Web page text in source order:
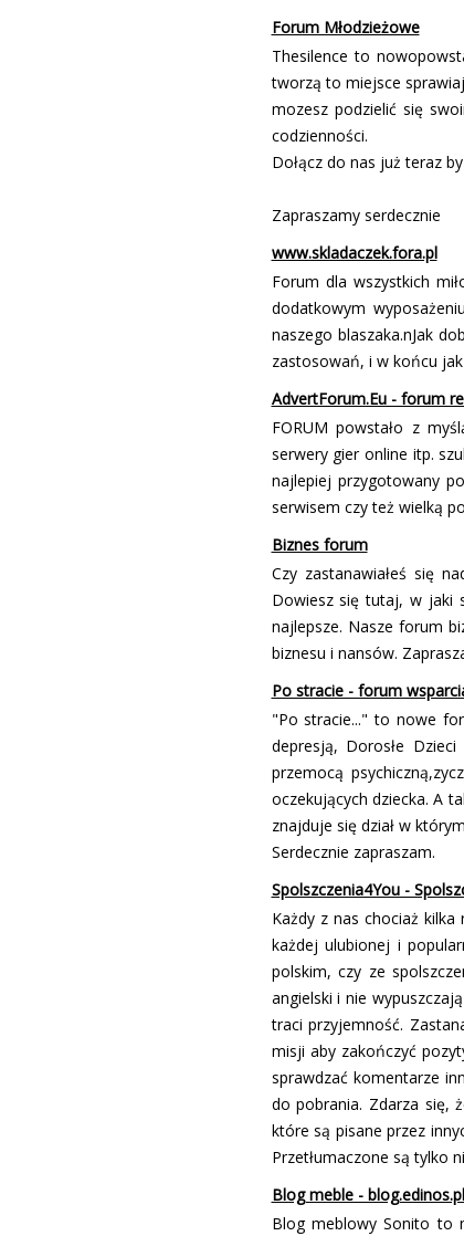
Forum Młodzieżowe
Thesilence to
tworzą to miejsce
mozesz podzielić się
codzienności.
Dołącz do nas już teraz
Zapraszamy serdecznie
www.skladaczek.fora.pl
Forum dla wszystkich
dodatkowym
naszego blaszaka.nJak
zastosowań, i w końcu
AdvertForum.Eu - forum
FORUM powstało z
serwery gier online itp.
najlepiej przygotowany
serwisem czy też wielką
Biznes forum
Czy zastanawiałeś się
Dowiesz się tutaj, w jaki
najlepsze. Nasze forum
biznesu i finansów.
Po stracie - forum
"Po stracie..." to nowe
depresją, Dorosłe
przemocą
oczekujących dziecka. A
znajduje się dział w
Serdecznie zapraszam.
Spolszczenia4You -
Każdy z nas chociaż
każdej ulubionej i
polskim, czy ze
angielski i nie
traci przyjemność.
misji aby zakończyć
sprawdzać komentarze
do pobrania. Zdarza się,
które są pisane przez
Przetłumaczone są tylko
Blog meble - blog.edinos.pl
Blog meblowy Sonito to